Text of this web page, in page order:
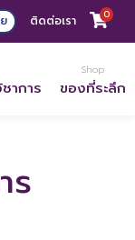
ติดต่อเรา 0
าการ
Shop
ของที่ระลึก
ร